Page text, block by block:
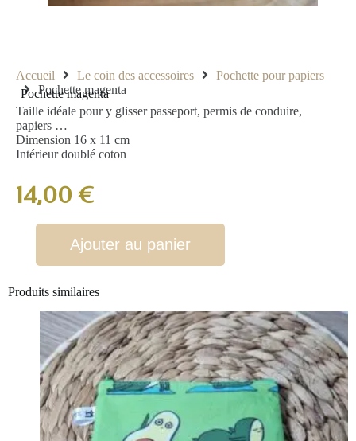
Accueil Le coin des accessoires
Pochette pour papiers
Pochette magenta
Pochette magenta
Taille idéale pour y glisser passeport, permis de conduire,
papiers …
Dimension 16 x 11 cm
Intérieur doublé coton
14,00€
Ajouter au panier
Produits similaires